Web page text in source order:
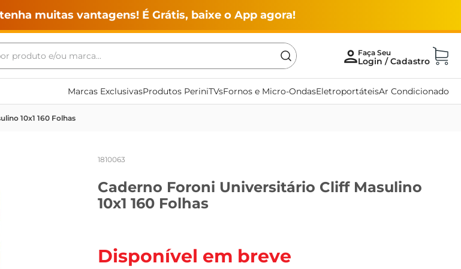
muitas vantagens! É Grátis, baixe o App agora!
produto e/ou marca...
Marcas ExclusivasProdutos PeriniTVsFornos e Micro-OndasEletroportáteisAr Condicionado
10x1 160 Folhas
1810063
Caderno Foroni Universitário Cliff Masulino
10x1 160 Folhas
Disponível em breve